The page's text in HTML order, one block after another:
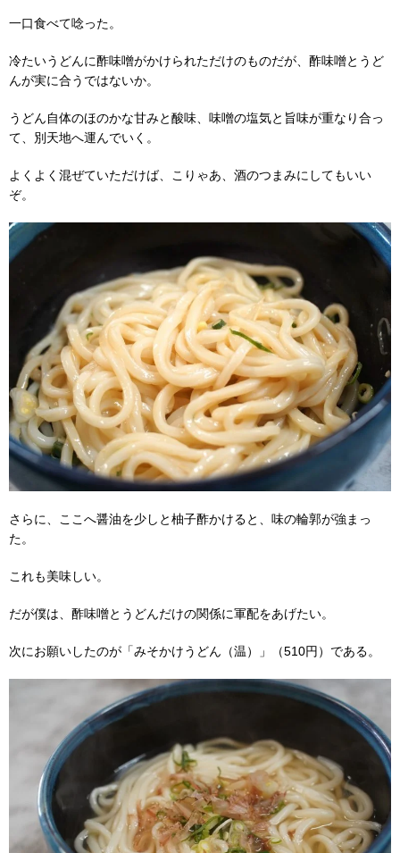
一口食べて唸った。
冷たいうどんに酢味噌がかけられただけのものだが、酢味噌とうど
んが実に合うではないか。
うどん自体のほのかな甘みと酸味、味噌の塩気と旨味が重なり合っ
て、別天地へ運んでいく。
よくよく混ぜていただけば、こりゃあ、酒のつまみにしてもいい
ぞ。
さらに、ここへ醤油を少しと柚子酢かけると、味の輪郭が強まっ
た。
これも美味しい。
だが僕は、酢味噌とうどんだけの関係に軍配をあげたい。
次にお願いしたのが「みそかけうどん（温）」（510円）である。